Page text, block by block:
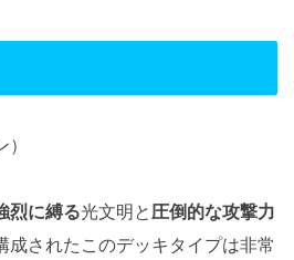
烈に縛る光文明と 圧倒的な攻撃力
成されたこのデッキタイプは非常